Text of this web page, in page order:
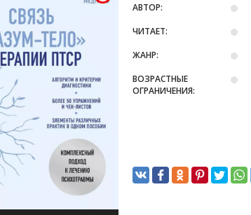
АВТОР:
ЧИТАЕТ:
ЖАНР:
ВОЗРАСТНЫЕ
ОГРАНИЧЕНИЯ: